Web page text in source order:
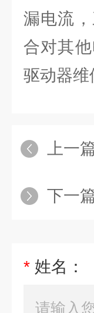
漏电流
合对其
驱动器维
上一
下一
* 姓名：